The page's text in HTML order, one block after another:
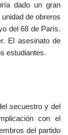
dado un gran
de obreros
del 68 de París.
El asesinato de
estudiantes.
secuestro y del
con el
del partido